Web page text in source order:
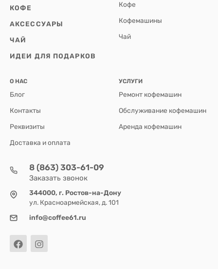
КОФЕ
АКСЕССУАРЫ
ЧАЙ
ИДЕИ ДЛЯ ПОДАРКОВ
Кофе
Кофемашины
Чай
О НАС
Блог
Контакты
Реквизиты
Доставка и оплата
УСЛУГИ
Ремонт кофемашин
Обслуживание кофемашин
Аренда кофемашин
8 (863) 303-61-09
Заказать звонок
344000, г. Ростов-на-Дону
ул. Красноармейская, д. 101
info@coffee61.ru